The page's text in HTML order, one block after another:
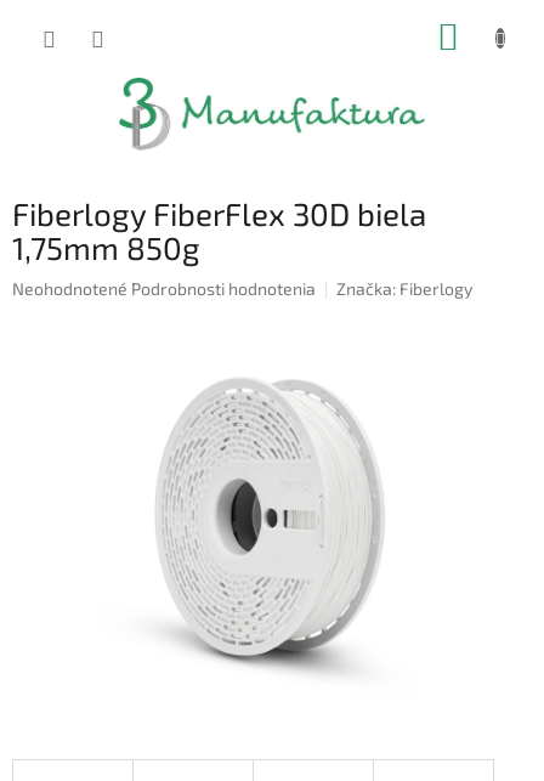
Fiberlogy FiberFlex 30D biela
1,75mm 850g
Priemerné
Neohodnotené Podrobnosti hodnotenia Značka: Fiberlogy